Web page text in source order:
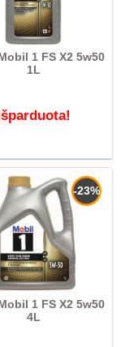
1 FS X2 5w50
1L
Išparduota!
-23%
1 FS X2 5w50
4L